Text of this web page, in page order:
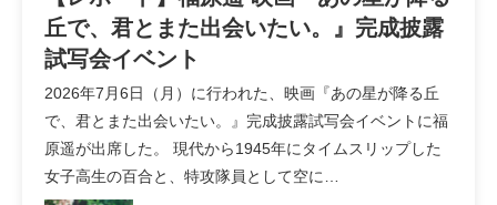
丘で、君とまた出会いたい。』完成披露
試写会イベント
2026年7月6日（月）に行われた、映画『あの星が降る丘
で、君とまた出会いたい。』完成披露試写会イベントに福
原遥が出席した。 現代から1945年にタイムスリップした
女子高生の百合と、特攻隊員として空に…